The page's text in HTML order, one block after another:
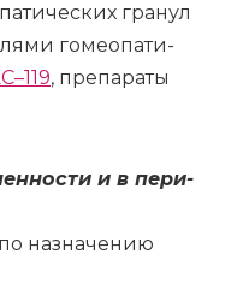
гра­нул
го­мео­па­ти­
, пре­па­ра­ты
и в пе­ри­
на­зна­че­нию